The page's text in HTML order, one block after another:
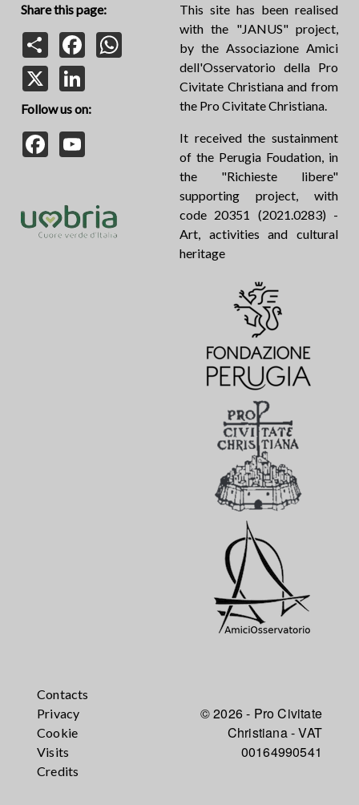
Share this page:
Share
Facebook
Follow us on:
Facebook
This site has been realised
with the "JANUS" project,
by the Associazione Amici
dell'Osservatorio della Pro
Civitate Christiana and from
the Pro Civitate Christiana.
It received the sustainment
of the Perugia Foudation, in
the "Richieste libere"
supporting project, with
code 20351 (2021.0283) -
Art, activities and cultural
heritage
Contacts
Privacy
Cookie
Visits
Credits
© 2026 - Pro Civitate
Christiana - VAT
00164990541